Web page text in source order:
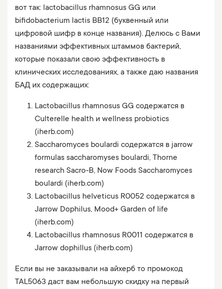
вот так: lactobacillus rhamnosus GG или
bifidobacterium lactis BB12 (буквенный или
цифровой шифр в конце названия). Делюсь с Вами
названиями эффективных штаммов бактерий,
которые показали свою эффективность в
клинических исследованиях, а также даю названия
БАД их содержащих:
Lactobacillus rhamnosus GG содержатся в
Culterelle health и wellness probiotics
(iherb.com)
Saccharomyces boulardi cодержатся в jarrow
formulas saccharomyses boulardi, Thorne
research Sacro-B, Now Foods Saccharomyces
boulardi (iherb.com)
Lactobacillus helveticus R0052 содержатся в
Jarrow Dophilus, Mood+ Garden of life
(iherb.com)
Lactobacillus rhamnosus R0011 содержатся в
Jarrow dophillus (iherb.com)
Если вы не заказывали на айхерб то промокод
TAL5063 даст вам небольшую скидку на первый